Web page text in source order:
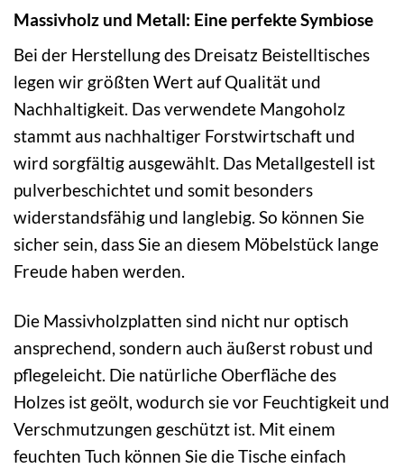
Massivholz und Metall: Eine perfekte Symbiose
Bei der Herstellung des Dreisatz Beistelltisches
legen wir größten Wert auf Qualität und
Nachhaltigkeit. Das verwendete Mangoholz
stammt aus nachhaltiger Forstwirtschaft und
wird sorgfältig ausgewählt. Das Metallgestell ist
pulverbeschichtet und somit besonders
widerstandsfähig und langlebig. So können Sie
sicher sein, dass Sie an diesem Möbelstück lange
Freude haben werden.
Die Massivholzplatten sind nicht nur optisch
ansprechend, sondern auch äußerst robust und
pflegeleicht. Die natürliche Oberfläche des
Holzes ist geölt, wodurch sie vor Feuchtigkeit und
Verschmutzungen geschützt ist. Mit einem
feuchten Tuch können Sie die Tische einfach